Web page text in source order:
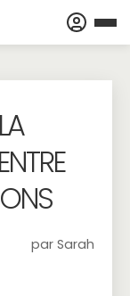
par Sarah